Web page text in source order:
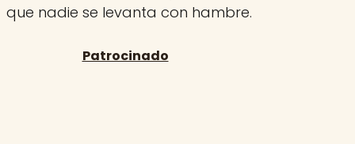
que nadie se levanta con hambre.